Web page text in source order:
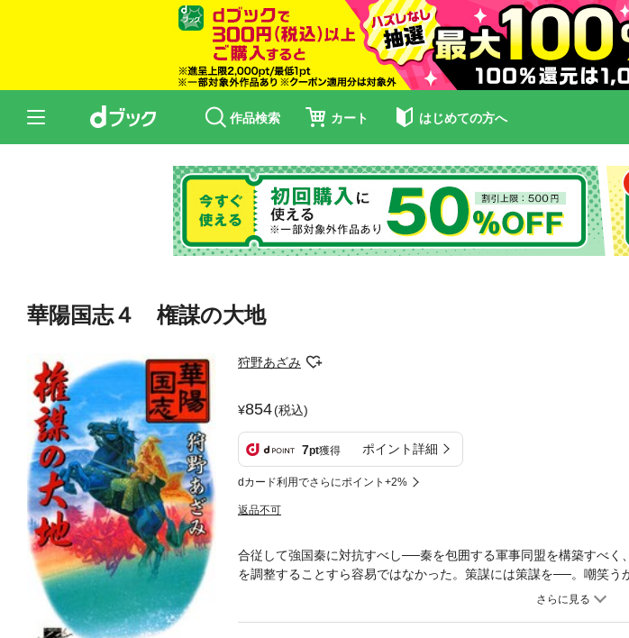
作品検索 カート はじめての方へ
華陽国志４ 権謀の大地
狩野あざみ
854(税込)
7pt獲得 ポイント詳細
dカード利用でさらにポイント+2%
返品不可
合従して強国秦に対抗すべし──秦を包囲する軍事同盟を構築すべ
を調整することすら容易ではなかった。策謀には策謀を──。嘲笑う
張儀の術数。姫惺が中原の命運を賭けた大合従は秦の野望を打ち砕